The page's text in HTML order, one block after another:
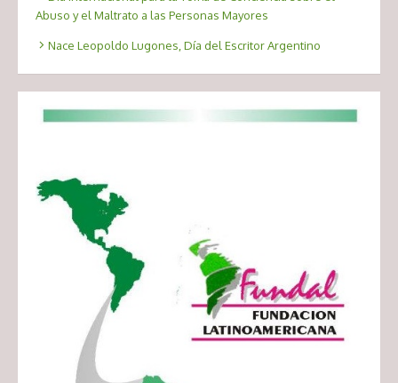
Abuso y el Maltrato a las Personas Mayores
Nace Leopoldo Lugones, Día del Escritor Argentino